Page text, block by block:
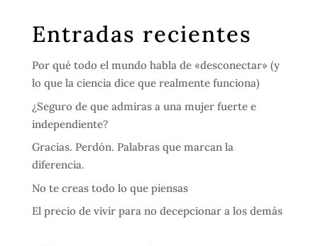
Entradas recientes
Por qué todo el mundo habla de «desconectar» (y
lo que la ciencia dice que realmente funciona)
¿Seguro de que admiras a una mujer fuerte e
independiente?
Gracias. Perdón. Palabras que marcan la
diferencia.
No te creas todo lo que piensas
El precio de vivir para no decepcionar a los demás